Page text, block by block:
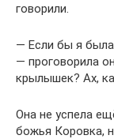
говорили.
— Если бы я
— проговорила
крылышек? Ах,
Она не успела
божья Коровка,